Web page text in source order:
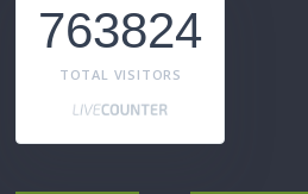
763824
TOTAL VISITORS